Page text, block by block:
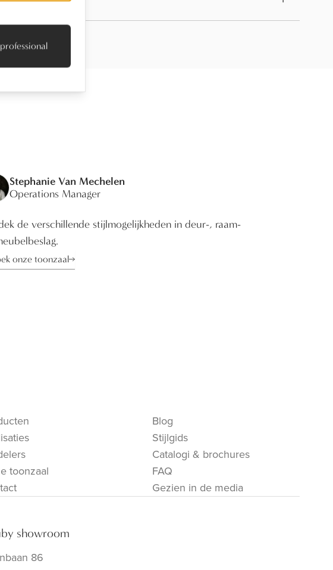
Stephanie Van Mechelen
Operations Manager
de verschillende stijlmogelijkheden in deur-, raam-
onze toonzaal
toonzaal
Blog
Stijlgids
Catalogi & brochures
FAQ
Gezien in de media
showroom
86